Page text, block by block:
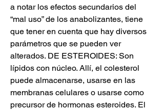
a notar los efectos secundarios del
“mal uso” de los anabolizantes, tiene
que tener en cuenta que hay diversos
parámetros que se pueden ver
alterados. DE ESTEROIDES: Son
lípidos con núcleo. Allí, el colesterol
puede almacenarse, usarse en las
membranas celulares o usarse como
precursor de hormonas esteroides. El